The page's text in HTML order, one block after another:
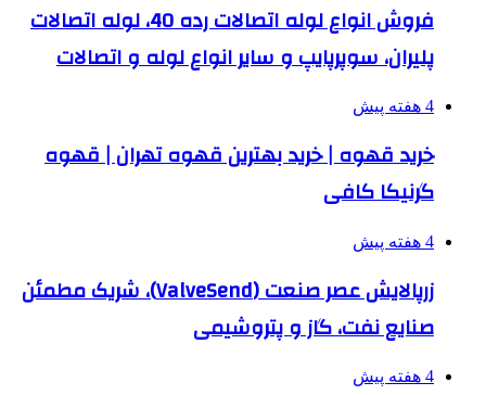
فروش انواع لوله اتصالات رده 40، لوله اتصالات
پلیران، سوپرپایپ و سایر انواع لوله و اتصالات
4 هفته پیش
خرید قهوه | خرید بهترین قهوه تهران | قهوه
گرنیکا کافی
4 هفته پیش
زرپالایش عصر صنعت (ValveSend)، شریک مطمئن
صنایع نفت، گاز و پتروشیمی
4 هفته پیش